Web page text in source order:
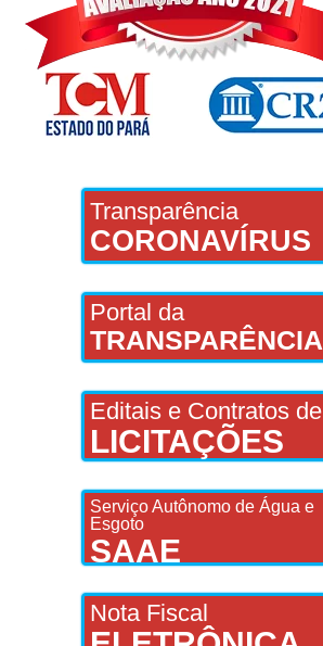
Transparência
CORONAVÍRUS
Portal da
TRANSPARÊNCIA
Editais e Contratos de
LICITAÇÕES
Serviço Autônomo de Água e
Esgoto
SAAE
Nota Fiscal